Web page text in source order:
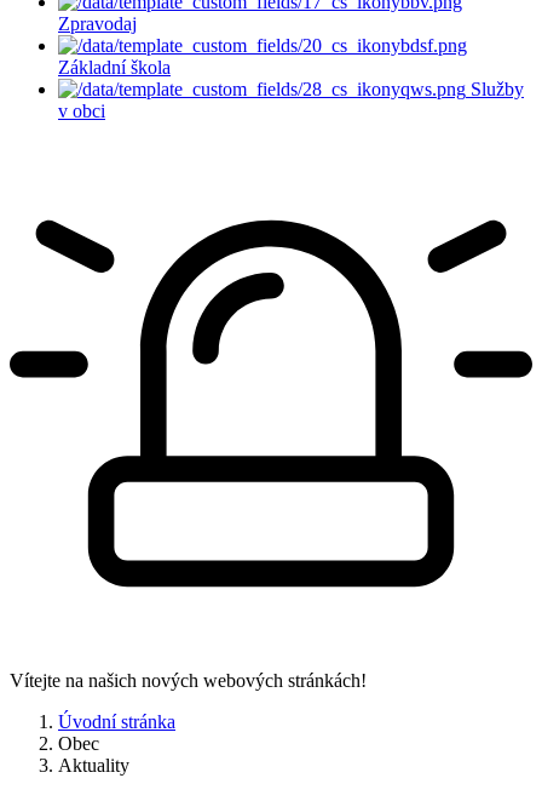
Zpravodaj
Základní škola
Služby
v obci
Vítejte na našich nových webových stránkách!
Úvodní stránka
Obec
Aktuality